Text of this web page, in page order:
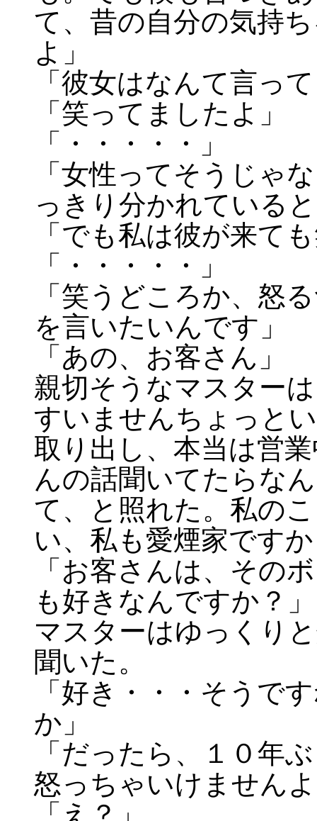
て、昔の自分の気持
よ」
「彼女はなんて言っ
「笑ってましたよ」
「・・・・・」
「女性ってそうじゃ
っきり分かれている
「でも私は彼が来て
「・・・・・」
「笑うどころか、怒
を言いたいんです」
「あの、お客さん」
親切そうなマスター
すいませんちょっと
取り出し、本当は営
んの話聞いてたらな
て、と照れた。私の
い、私も愛煙家です
「お客さんは、その
も好きなんですか？」
マスターはゆっくり
聞いた。
「好き・・・そうで
か」
「だったら、１０年
怒っちゃいけません
「え？」